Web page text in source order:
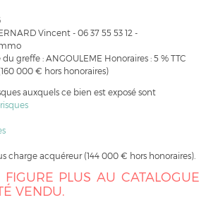
Vincent - 06 37 55 53 12 -
du greffe : ANGOULEME Honoraires : 5 % TTC
000 € hors honoraires)
auxquels ce bien est exposé sont
charge acquéreur (144 000 € hors honoraires).
PLUS AU CATALOGUE
VENDU.